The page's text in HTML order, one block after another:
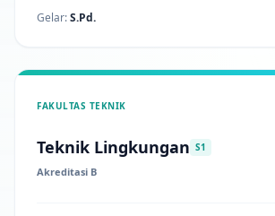
Gelar:S.Pd.
FAKULTAS TEKNIK
Teknik Lingkungan S1
Akreditasi B